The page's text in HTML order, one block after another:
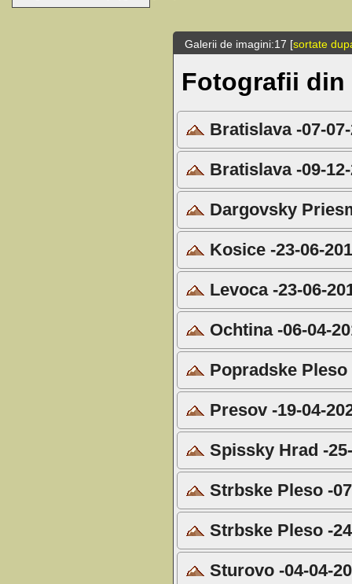
Galerii de imagini:17 [sortate
Fotografii din
Bratislava -07-
Bratislava -09-
Dargovsky
Kosice -23-06-
Levoca -23-06-
Ochtina -06-04-
Popradske Pleso
Presov -19-04-
Spissky Hrad -
Strbske Pleso -
Strbske Pleso -
Sturovo -04-04-